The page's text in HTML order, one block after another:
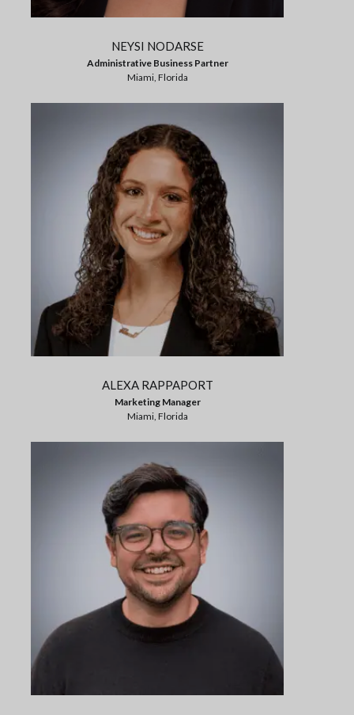
NEYSI NODARSE
Administrative Business Partner
Miami, Florida
ALEXA RAPPAPORT
Marketing Manager
Miami, Florida